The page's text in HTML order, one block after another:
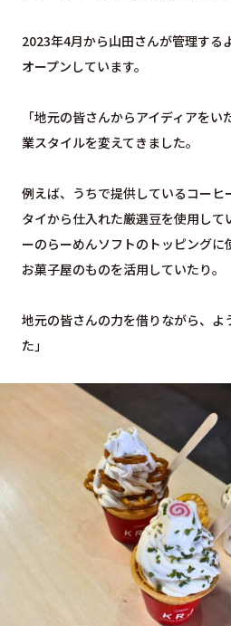
2023年4月から山田さんが管理する
オープンしています。
「地元の皆さんからアイディアを
業スタイルを変えてきました。
例えば、うちで提供しているコー
タイから仕入れた厳選豆を使用して
ーのらーめんソフトのトッピング
お菓子屋のものを活用していたり。
地元の皆さんの力を借りながら、よ
た」